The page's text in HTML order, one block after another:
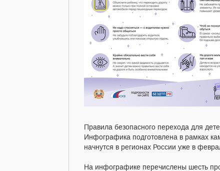
Правила безопасного перехода для
Инфографика подготовлена в рамках
начнутся в регионах России уже в
На инфографике перечислены шесть